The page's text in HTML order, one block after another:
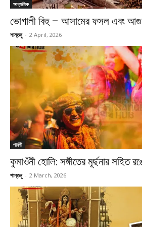
আধ্যাত্মিক
ভোগালী বিহু – আসামের ফসল এবং
শান্তনু - 2 April, 2026
পার্বণী
কুমাওঁনী হোলি: সঙ্গীতের মূর্ছনার সহিত
শান্তনু - 2 March, 2026